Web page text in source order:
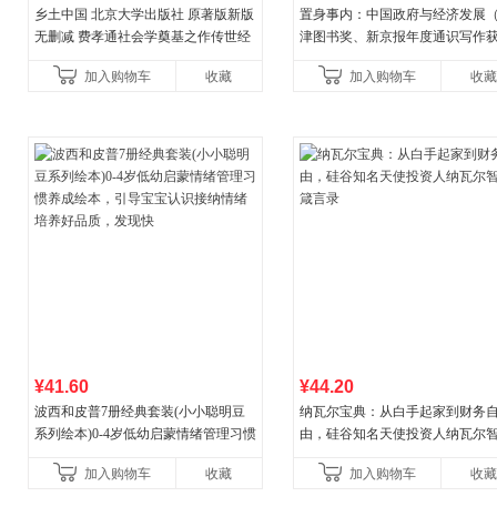
乡土中国 北京大学出版社 原著版新版
无删减 费孝通社会学奠基之作传世经
加入购物车 收藏
置身事内：中国政府与经济发展
津图书奖、新京报年度通识写作
菘、张军、周黎安、王烁联
加入购物车 收藏
¥41.60
波西和皮普7册经典套装(小小聪明豆
系列绘本)0-4岁低幼启蒙情绪管理习惯
养好品质，发现快
加入购物车 收藏
¥44.20
纳瓦尔宝典：从白手起家到财务
由，硅谷知名天使投资人纳瓦尔
加入购物车
收藏